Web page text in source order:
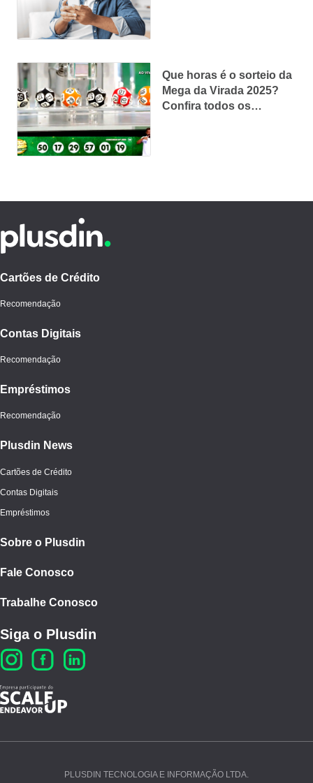
Que horas é o sorteio da
Mega da Virada 2025?
Confira todos os
Cartões de Crédito
Recomendação
Contas Digitais
Recomendação
Empréstimos
Recomendação
Plusdin News
Cartões de Crédito
Contas Digitais
Empréstimos
Sobre o Plusdin
Fale Conosco
Trabalhe Conosco
Siga o Plusdin
PLUSDIN TECNOLOGIA E INFORMAÇÃO LTDA.